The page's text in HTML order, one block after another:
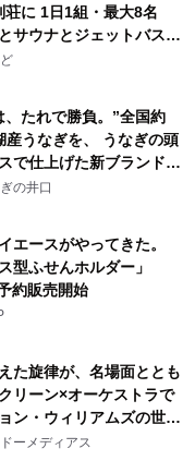
公開～
荘に 1日1組・最大8名
サウナとジェットバス付
Temps AWAJIの連泊
、たれで勝負。”全国約
産うなぎを、 うなぎの頭
で仕上げた新ブランド
誕生
の井口
エースがやってきた。
型ふせんホルダー」
約販売開始
た旋律が、名場面ととも
リーン×オーケストラで
ン・ウィリアムズの世
ウィリアムズ：シネマ・
ラー・コンサート 開催決
ーメディアス